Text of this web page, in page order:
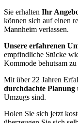
Sie erhalten Ihr
können sich auf einen
Mannheim verlassen.
Unsere erfahrenen
empfindliche Stücke
Kommode behutsam
Mit über 22 Jahren
durchdachte Planung
Umzugs sind.
Holen Sie sich jetzt